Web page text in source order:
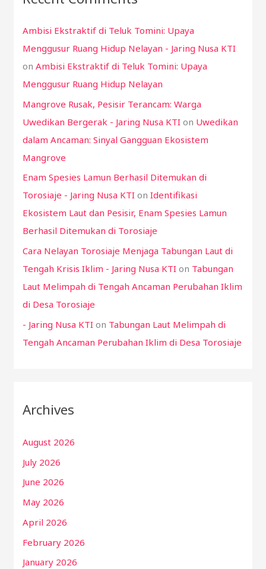
f
o
r
:
Ambisi Ekstraktif di Teluk Tomini: Upaya
Menggusur Ruang Hidup Nelayan - Jaring Nusa KTI
onAmbisi Ekstraktif di Teluk Tomini: Upaya
Menggusur Ruang Hidup Nelayan
Mangrove Rusak, Pesisir Terancam: Warga
Uwedikan Bergerak - Jaring Nusa KTI on Uwedikan
dalam Ancaman: Sinyal Gangguan Ekosistem
Mangrove
Enam Spesies Lamun Berhasil Ditemukan di
Torosiaje - Jaring Nusa KTI onIdentifikasi
Ekosistem Laut dan Pesisir, Enam Spesies Lamun
Berhasil Ditemukan di Torosiaje
Cara Nelayan Torosiaje Menjaga Tabungan Laut di
Tengah Krisis Iklim - Jaring Nusa KTI on Tabungan
Laut Melimpah di Tengah Ancaman Perubahan Iklim
di Desa Torosiaje
- Jaring Nusa KTI on Tabungan Laut Melimpah di
Tengah Ancaman Perubahan Iklim di Desa Torosiaje
Archives
August 2026
July 2026
June 2026
May 2026
April 2026
February 2026
January 2026